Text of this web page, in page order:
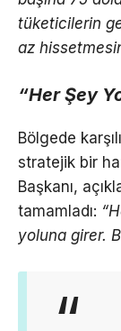
tüketicilerin
az
“Her Şey
Bölgede
stratejik bir
Başkanı,
tamamladı:
yoluna girer.